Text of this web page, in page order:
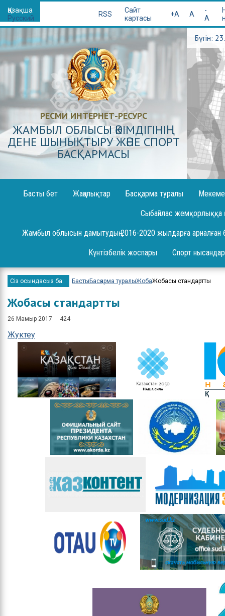
Қазақша
Русский
RSS
Сайт
картасы
+A A
-
A
РЕСМИ ИНТЕРНЕТ-РЕСУРС
ЖАМБЫЛ ОБЛЫСЫ ӘКІМДІГІНІҢ
ДЕНЕ ШЫНЫҚТЫРУ ЖӘНЕ СПОРТ
БАСҚАРМАСЫ
Бүгін:
Басты бет Жаңалықтар
Басқарма туралы
Декларация жариялау
Сұрақ-жауап
Жоба
Шаралар
Бюджет
Спорт жетістіктері
Нәтижелері және
есептер
Ресми сөз сөйлеулер
Бос орындар
Байланыстар
Басқарманың ережесі
Мемлекеттік
қызметке кіру
бойынша ақпарат
Сыбайлас жемқорлыққа
Жамбыл облысын дамытудың 2016-2020 жылдарға арналған
Күнтізбелік жоспары Спорт
Сіз осындасыз ба: Басты Басқарма туралыЖобаЖобасы стандартты
Жобасы стандартты
26 Мамыр 2017 424
Жуктеу